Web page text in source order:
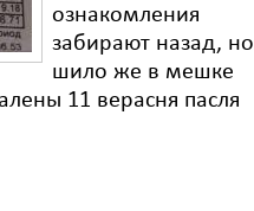
ознакомления
забирают назад, но
шило же в мешке
11 верасня пасля